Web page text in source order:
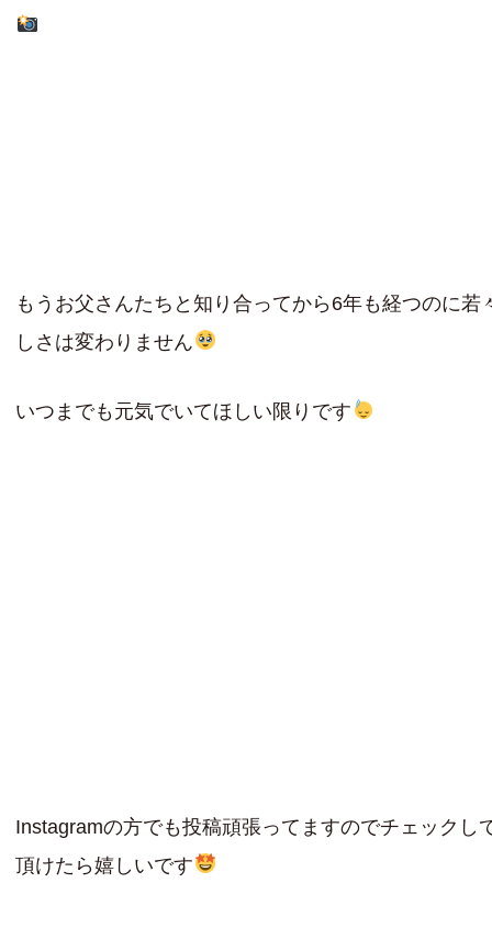
もうお父さんたちと知り合ってから6年も経つのに若
しさは変わりません
いつまでも元気でいてほしい限りです
Instagramの方でも投稿頑張ってますのでチェックし
頂けたら嬉しいです